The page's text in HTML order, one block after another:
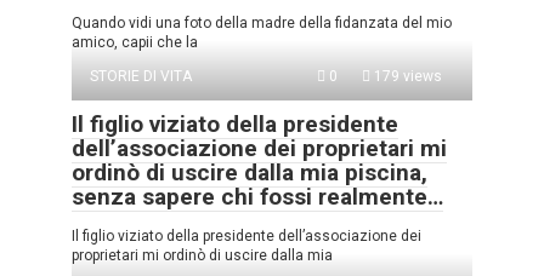
Quando vidi una foto della madre della fidanzata del mio
amico, capii che la
STORIE DI VITA
0 179 views
Il figlio viziato della presidente
dell’associazione dei proprietari mi
ordinò di uscire dalla mia piscina,
senza sapere chi fossi realmente…
Il figlio viziato della presidente dell’associazione dei
proprietari mi ordinò di uscire dalla mia